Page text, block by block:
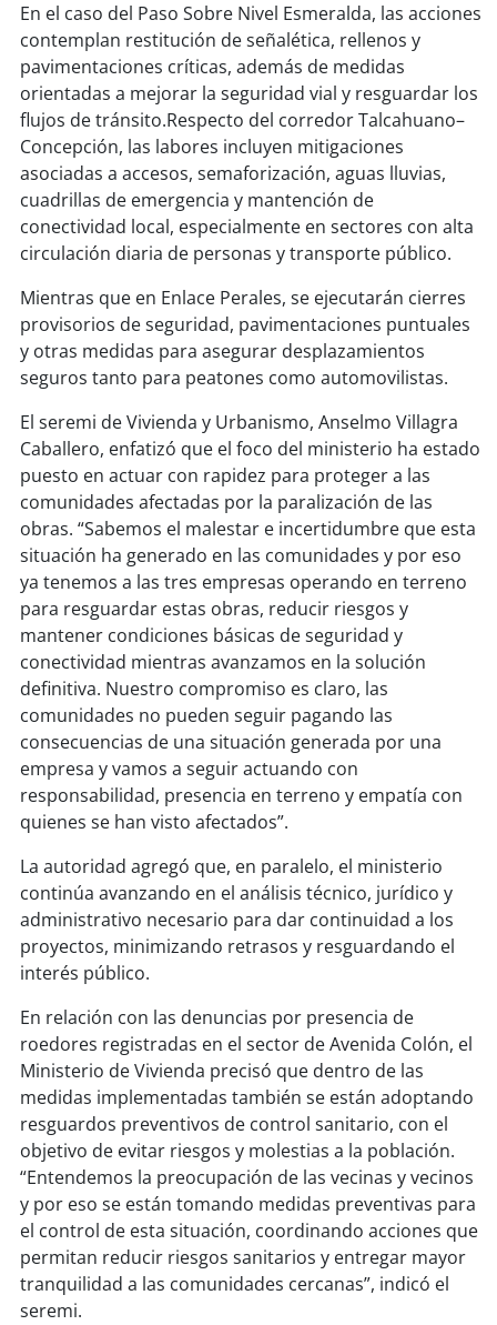
soyosorno
soypuertomontt
soychiloé
En el caso del Paso Sobre Nivel Esmeralda, las acciones
contemplan restitución de señalética, rellenos y
pavimentaciones críticas, además de medidas
orientadas a mejorar la seguridad vial y resguardar los
flujos de tránsito.Respecto del corredor Talcahuano–
Concepción, las labores incluyen mitigaciones
asociadas a accesos, semaforización, aguas lluvias,
cuadrillas de emergencia y mantención de
conectividad local, especialmente en sectores con alta
circulación diaria de personas y transporte público.
Mientras que en Enlace Perales, se ejecutarán cierres
provisorios de seguridad, pavimentaciones puntuales
y otras medidas para asegurar desplazamientos
seguros tanto para peatones como automovilistas.
El seremi de Vivienda y Urbanismo, Anselmo Villagra
Caballero, enfatizó que el foco del ministerio ha estado
puesto en actuar con rapidez para proteger a las
comunidades afectadas por la paralización de las
obras. “Sabemos el malestar e incertidumbre que esta
situación ha generado en las comunidades y por eso
ya tenemos a las tres empresas operando en terreno
para resguardar estas obras, reducir riesgos y
mantener condiciones básicas de seguridad y
conectividad mientras avanzamos en la solución
definitiva. Nuestro compromiso es claro, las
comunidades no pueden seguir pagando las
consecuencias de una situación generada por una
empresa y vamos a seguir actuando con
responsabilidad, presencia en terreno y empatía con
quienes se han visto afectados”.
La autoridad agregó que, en paralelo, el ministerio
continúa avanzando en el análisis técnico, jurídico y
administrativo necesario para dar continuidad a los
proyectos, minimizando retrasos y resguardando el
interés público.
En relación con las denuncias por presencia de
roedores registradas en el sector de Avenida Colón, el
Ministerio de Vivienda precisó que dentro de las
medidas implementadas también se están adoptando
resguardos preventivos de control sanitario, con el
objetivo de evitar riesgos y molestias a la población.
“Entendemos la preocupación de las vecinas y vecinos
y por eso se están tomando medidas preventivas para
el control de esta situación, coordinando acciones que
permitan reducir riesgos sanitarios y entregar mayor
tranquilidad a las comunidades cercanas”, indicó el
seremi.